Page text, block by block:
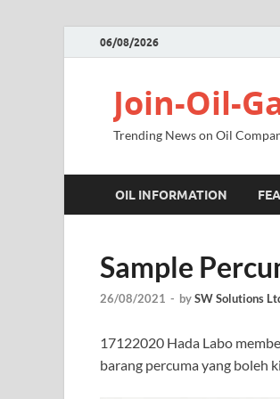
06/08/2026
Join-Oil-
Trending News on Oil
OIL INFORMATION
Sample
26/08/2021 - bySW Solutions
17122020 Hada Labo
barang percuma yang boleh